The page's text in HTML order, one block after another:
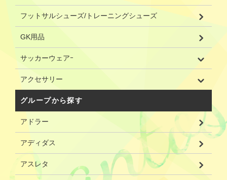
フットサルシューズ/トレーニングシューズ
GK用品
サッカーウェアｰ
アクセサリー
グループから探す
アドラー
アディダス
アスレタ